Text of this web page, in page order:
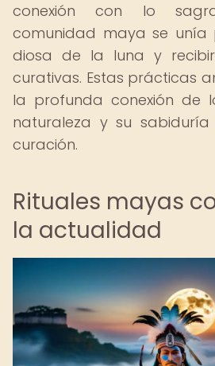
conexión con lo
comunidad maya se
diosa de la luna y recibir
curativas. Estas prácticas
la profunda conexión de
naturaleza y su
curación.
Rituales mayas
la actualidad